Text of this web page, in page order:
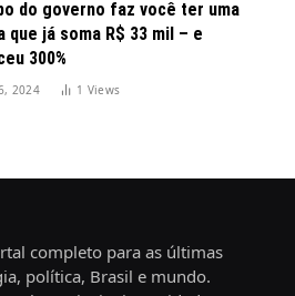
do governo faz você ter uma
que já soma R$ 33 mil – e
300%
2024 1 Views
completo para as últimas
política, Brasil e mundo.